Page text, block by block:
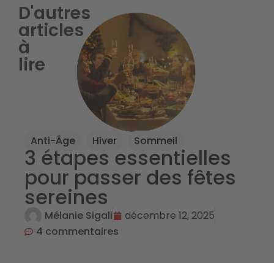
D'autres
articles
à
lire
Anti-Âge Hiver Sommeil
3 étapes essentielles
pour passer des fêtes
sereines
Mélanie Sigali
décembre 12, 2025
4 commentaires